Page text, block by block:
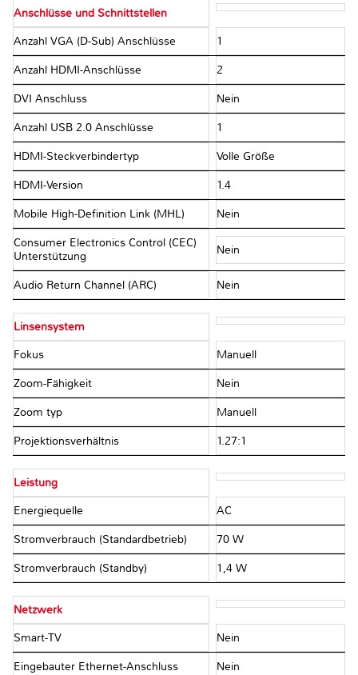
Anschlüsse und Schnittstellen
Anzahl VGA (D-Sub) Anschlüsse 1
Anzahl HDMI-Anschlüsse 2
DVI Anschluss Nein
Anzahl USB 2.0 Anschlüsse 1
HDMI-Steckverbindertyp Volle Größe
HDMI-Version 1.4
Mobile High-Definition Link (MHL) Nein
Consumer Electronics Control (CEC)
Unterstützung
Nein
Audio Return Channel (ARC) Nein
Linsensystem
Fokus Manuell
Zoom-Fähigkeit Nein
Zoom typ Manuell
Projektionsverhältnis 1.27:1
Leistung
Energiequelle AC
Stromverbrauch (Standardbetrieb) 70 W
Stromverbrauch (Standby) 1,4 W
Netzwerk
Smart-TV Nein
Eingebauter Ethernet-Anschluss Nein